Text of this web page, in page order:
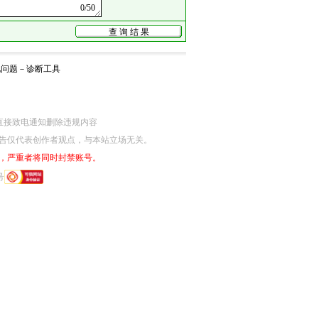
0/50
题 － 诊断工具
接致电通知删除违规内容
代表创作者观点，与本站立场无关。
重者将同时封禁账号。